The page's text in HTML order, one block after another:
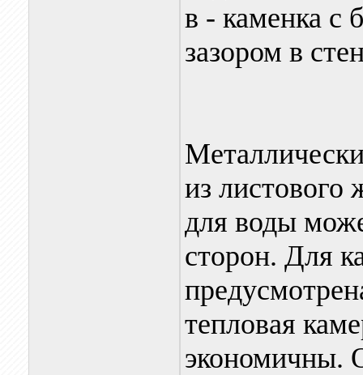
в - каменка с
зазором в
из
для воды
сторон. Для
тепловая
экономичны.